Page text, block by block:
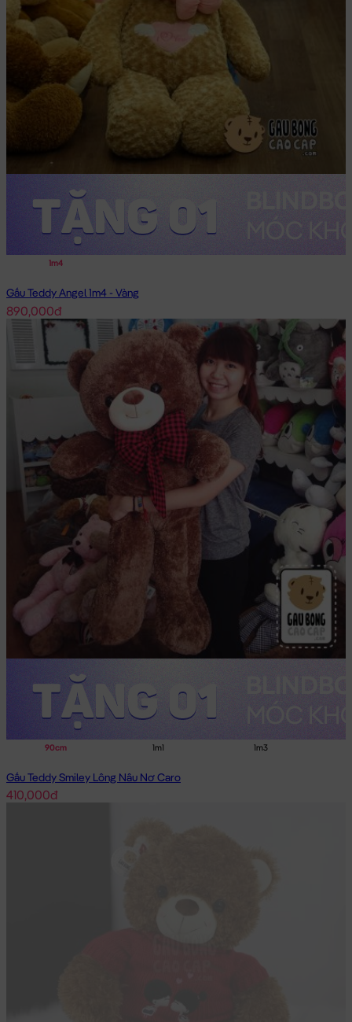
1m4
Gấu Teddy Angel 1m4 - Vàng
890,000đ
90cm 1m1 1m3
Gấu Teddy Smiley Lông Nâu Nơ Caro
410,000đ